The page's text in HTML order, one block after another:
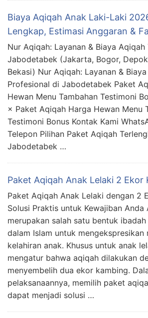
Biaya Aqiqah Anak Laki-Laki
Lengkap, Estimasi Anggaran &
Nur Aqiqah: Layanan & Biaya Aqiqah
Jabodetabek (Jakarta, Bogor,
Bekasi) Nur Aqiqah: Layanan &
Profesional di Jabodetabek Paket
Hewan Menu Tambahan Testimoni
× Paket Aqiqah Harga Hewan Menu
Testimoni Bonus Kontak Kami
Telepon Pilihan Paket Aqiqah
Jabodetabek …
Paket Aqiqah Anak Lelaki 2 Ekor
Paket Aqiqah Anak Lelaki dengan 2
Solusi Praktis untuk Kewajiban Anda
merupakan salah satu bentuk
dalam Islam untuk mengekspresikan
kelahiran anak. Khusus untuk anak
mengatur bahwa aqiqah dilakukan
menyembelih dua ekor kambing.
pelaksanaannya, memilih paket
dapat menjadi solusi …